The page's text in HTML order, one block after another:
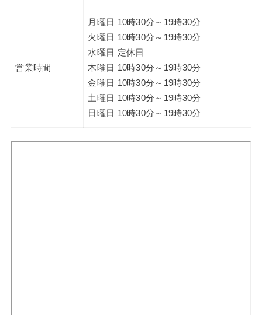
営業時間
月曜日 10時30分～19時30分
火曜日 10時30分～19時30分
水曜日 定休日
木曜日 10時30分～19時30分
金曜日 10時30分～19時30分
土曜日 10時30分～19時30分
日曜日 10時30分～19時30分